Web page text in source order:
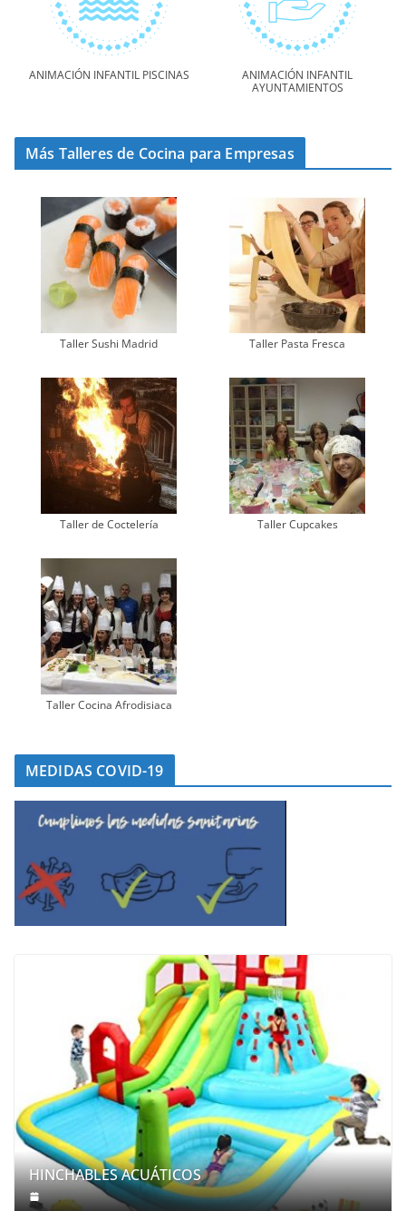
ANIMACIÓN INFANTIL PISCINAS
ANIMACIÓN INFANTIL
AYUNTAMIENTOS
Más Talleres de Cocina para Empresas
Taller Sushi Madrid Taller Pasta Fresca
Taller de Coctelería Taller Cupcakes
Taller Cocina Afrodisiaca
MEDIDAS COVID-19
HINCHABLES ACUÁTICOS